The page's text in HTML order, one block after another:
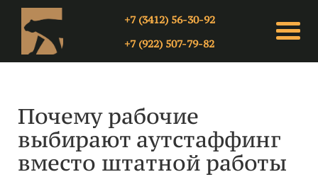
+7 (3412) 56-30-92
+7 (922) 507-79-82
Почему рабочие
выбирают аутстаффинг
вместо штатной работы